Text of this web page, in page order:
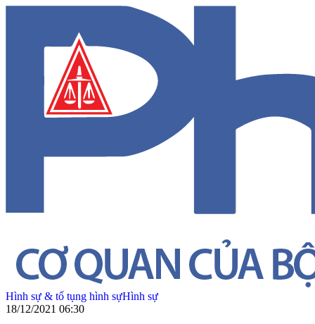
Hình sự & tố tụng hình sựHình sự
18/12/2021 06:30